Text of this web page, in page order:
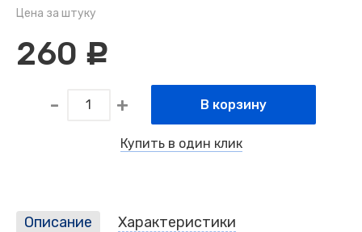
Цена за штуку
260 c
В корзину
Купить в один клик
Описание Характеристики